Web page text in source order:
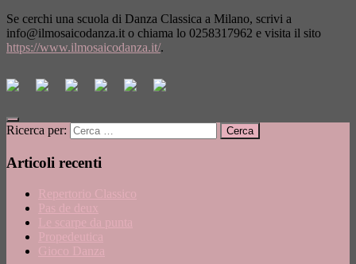
Se cerchi una scuola di Danza Classica a Milano, scrivi a
info@ilmosaicodanza.it o chiama lo 0258317962 e visita il sito
https://www.ilmosaicodanza.it/.
Ricerca per:
Articoli recenti
Repertorio Classico
Pas de deux
Le scarpe da punta
Propedeutica
Gioco Danza